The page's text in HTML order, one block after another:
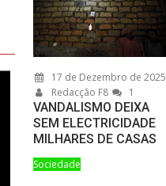
17 de Dezembro de 2025
Redacção F8
1
VANDALISMO DEIXA
SEM ELECTRICIDADE
MILHARES DE CASAS
Sociedade